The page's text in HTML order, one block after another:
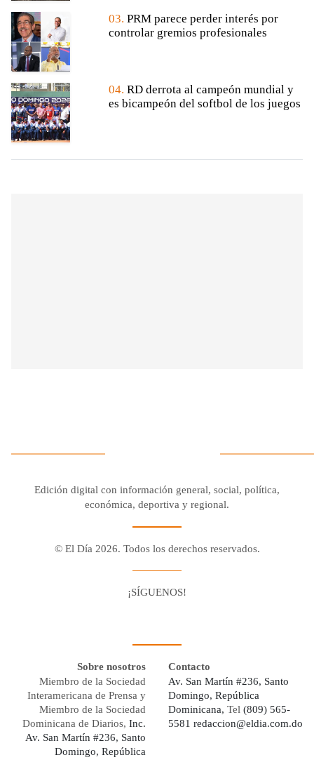
03. PRM parece perder interés por
controlar gremios profesionales
04. RD derrota al campeón mundial y
es bicampeón del softbol de los juegos
Edición digital con información general, social, política,
económica, deportiva y regional.
© El Día 2026. Todos los derechos reservados.
¡SÍGUENOS!
Sobre nosotros
Miembro de la Sociedad
Interamericana de Prensa y
Miembro de la Sociedad
Dominicana de Diarios, Inc.
Av. San Martín #236, Santo
Domingo, República
Contacto
Av. San Martín #236, Santo
Domingo, República
Dominicana, Tel (809) 565-
5581 redaccion@eldia.com.do